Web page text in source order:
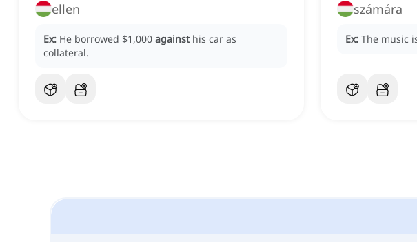
ellen
Ex: He borrowed $1,000 against his car as
collateral.
számára
Ex: The music